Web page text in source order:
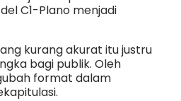
C1-Plano menjadi
kurang akurat itu justru
bagi publik. Oleh
format dalam